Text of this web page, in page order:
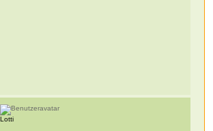
Lotti